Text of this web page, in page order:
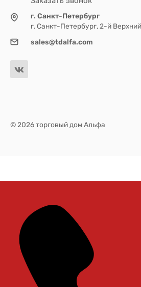
г. Санкт-Петербург
г. Санкт-Петербург, 2-й
sales@tdalfa.com
© 2026 торговый дом Альфа